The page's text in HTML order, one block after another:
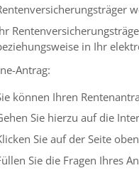
in Ihr
Antrag:
können Ihren
Sie hierzu auf die
Sie auf der Seite
Sie die Fragen Ihres